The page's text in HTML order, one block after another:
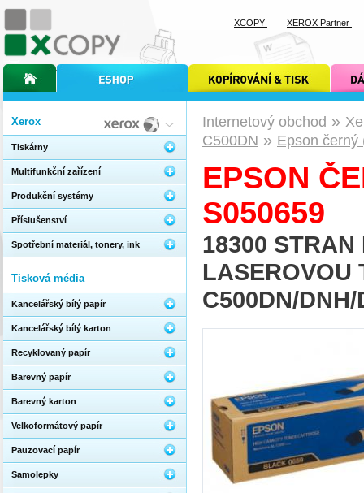
Internetový obchod »
C500DN » Epson černý
EPSON
S050659
18300
LASEROVOU
C500DN/
Xerox
Tiskárny
Multifunkční zařízení
Produkční systémy
Příslušenství
Spotřební materiál, tonery, ink
Tisková média
Kancelářský bílý papír
Kancelářský bílý karton
Recyklovaný papír
Barevný papír
Barevný karton
Velkoformátový papír
Pauzovací papír
Samolepky
úvodní stránka xcopyinternetový obchod xcopy kopírování a tisk xcopy dárkové
XCOPY XEROX Partner